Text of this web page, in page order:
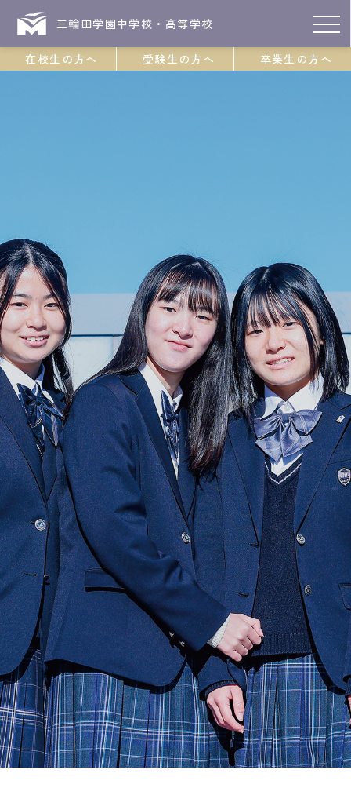
在校生の方へ 受験生の方へ 卒業生の方へ
三輪田学園中学校・高等学校